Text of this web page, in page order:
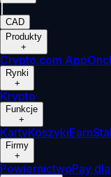
CAD
Produkty
+
Crypto.com App
Rynki
+
Krypto
Funkcje
+
KartyKoszykiEarn
Firmy
+
PowiernictwoPay